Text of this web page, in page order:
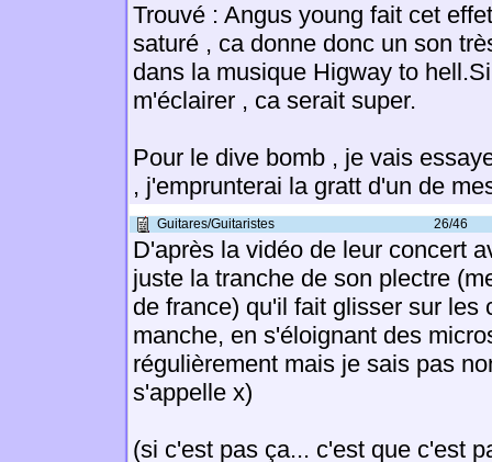
Trouvé : Angus young fait cet
saturé , ca donne donc un son
dans la musique Higway to
m'éclairer , ca serait super.
Pour le dive bomb , je vais
, j'emprunterai la gratt d'un de
Guitares/Guitaristes 26/46
D'après la vidéo de leur concert
juste la tranche de son plectre
de france) qu'il fait glisser sur les
manche, en s'éloignant des
régulièrement mais je sais pas
s'appelle x)
(si c'est pas ça... c'est que c'est